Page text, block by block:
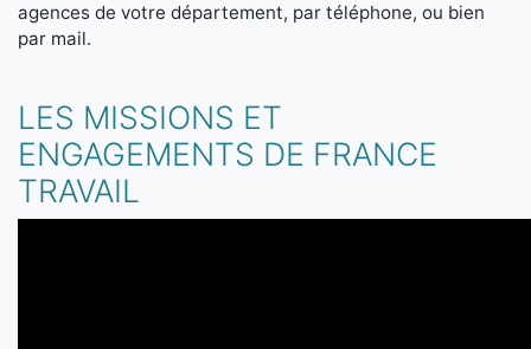
agences de votre département, par téléphone, ou bien
par mail.
LES MISSIONS ET
ENGAGEMENTS DE FRANCE
TRAVAIL